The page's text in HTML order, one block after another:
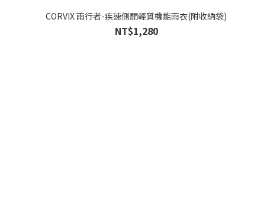
CORVIX 雨行者-疾速側開輕質機能雨衣(附收納袋)
NT$1,280